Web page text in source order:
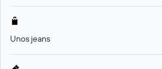
Unos jeans